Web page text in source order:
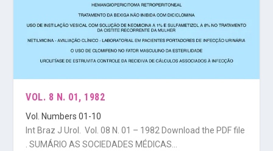
VOL. 8 N. 01, 1982
Vol. Numbers 01-10
Int Braz J Urol. Vol. 08 N. 01 – 1982 Download the PDF file
. SUMÁRIO AS SOCIEDADES MÉDICAS...